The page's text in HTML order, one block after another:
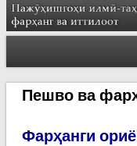
Пешво ва
Фарҳанги